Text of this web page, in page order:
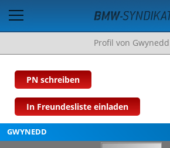
Profil von Gwynedd
PN schreiben
In Freundesliste einladen
GWYNEDD